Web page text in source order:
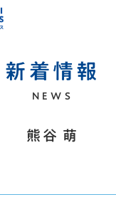
新着情報
NEWS
熊谷 萌